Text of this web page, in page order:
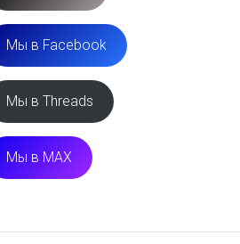
Мы в Facebook
Мы в Threads
Мы в MAX